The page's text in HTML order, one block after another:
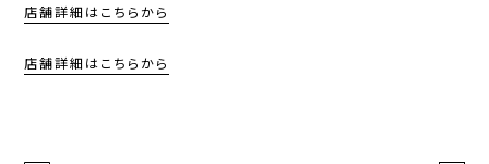
店舗詳細はこちらから
店舗詳細はこちらから